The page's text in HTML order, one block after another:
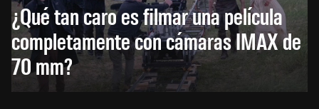
¿Qué tan caro es filmar una película
completamente con cámaras IMAX de
70 mm?